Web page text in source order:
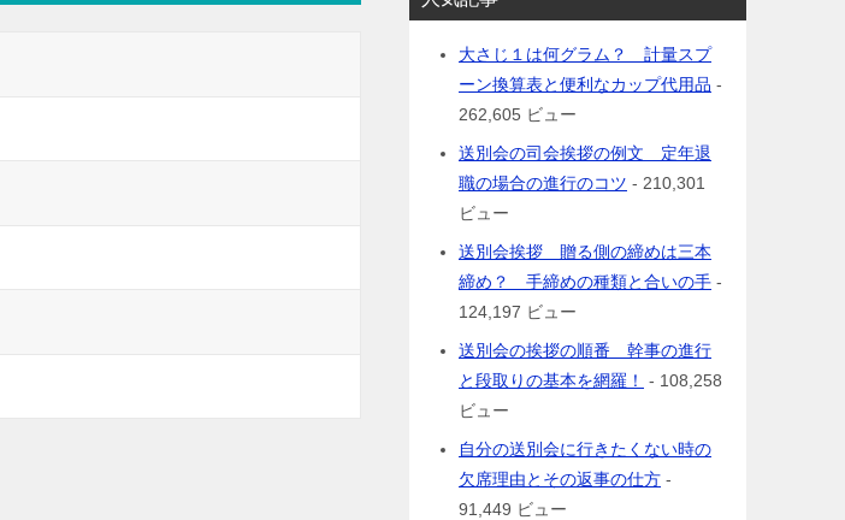
大さじ１は何グラム？ 計量スプ
ーン換算表と便利なカップ代用品 -
262,605 ビュー
送別会の司会挨拶の例文 定年退
職の場合の進行のコツ - 210,301
ビュー
送別会挨拶 贈る側の締めは三本
締め？ 手締めの種類と合いの手 -
124,197 ビュー
送別会の挨拶の順番 幹事の進行
と段取りの基本を網羅！
- 108,258
ビュー
自分の送別会に行きたくない時の
欠席理由とその返事の仕方 -
91,449 ビュー